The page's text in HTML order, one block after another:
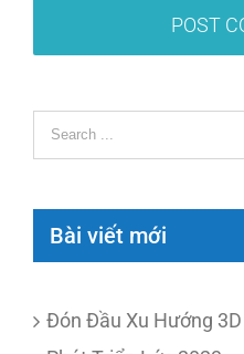
Search
for:
Bài viết mới
Đón Đầu Xu Hướng